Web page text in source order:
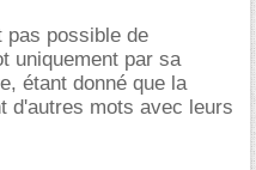
pas possible de
uniquement par sa
étant donné que la
d'autres mots avec leurs